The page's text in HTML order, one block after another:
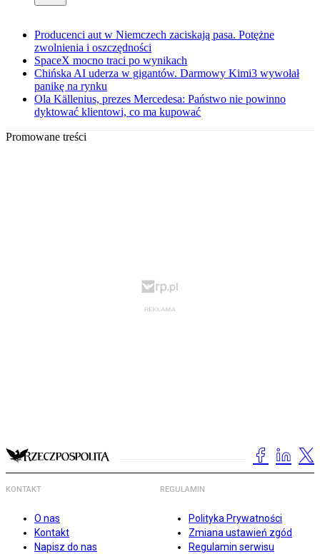
Producenci aut w Niemczech zaciskają pasa. Potężne
zwolnienia i oszczędności
SpaceX mocno traci po wynikach
Chińska AI uderza w gigantów. Darmowy Kimi3 wywołał
panikę na rynku
Ola Källenius, prezes Mercedesa: Państwo nie powinno
dyktować klientowi, co ma kupować
Promowane treści
KONTAKT
O nas
Kontakt
Napisz do nas
REGULAMIN
Polityka Prywatności
Zmiana ustawień zgód
Regulamin serwisu